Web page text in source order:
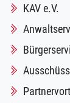
KAV e.V.